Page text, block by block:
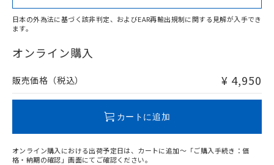
在庫等で未対応品が混在する可能性があります。
問い合わせください。
日本の外為法に基づく該非判定、およびEAR再輸出規制に関する見解が入手でき
ます。
オンライン購入
販売価格（税込） ¥ 4,950
カートに追加
オンライン購入における出荷予定日は、カートに追加～「ご購入手続き：価
格・納期の確認」画面にてご確認ください。